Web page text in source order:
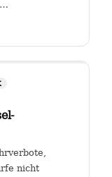
nicht